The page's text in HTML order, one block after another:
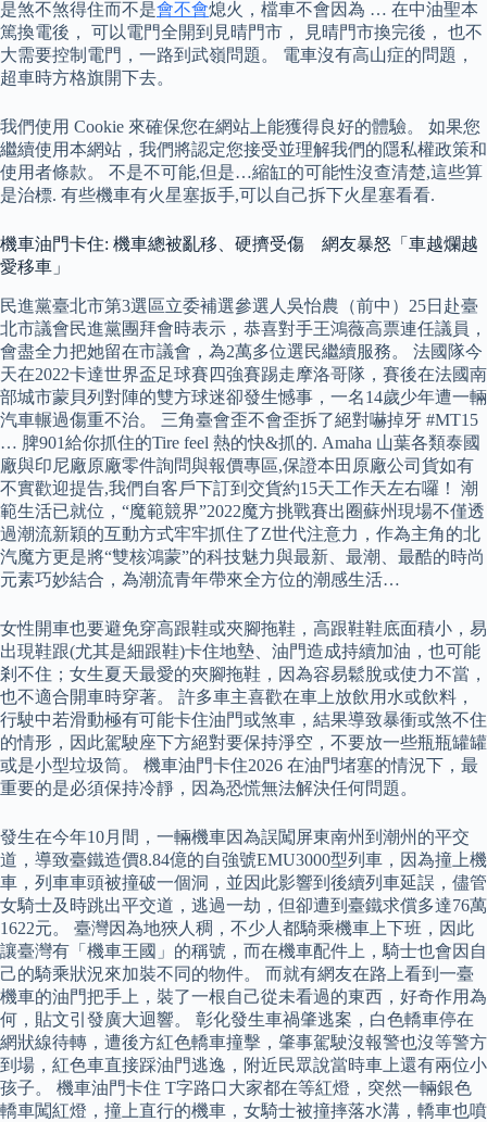
是煞不煞得住而不是會不會熄火，檔車不會因為 … 在中油聖本
篤換電後， 可以電門全開到見晴門市， 見晴門市換完後， 也不
大需要控制電門，一路到武嶺問題。 電車沒有高山症的問題，
超車時方格旗開下去。
我們使用 Cookie 來確保您在網站上能獲得良好的體驗。 如果您
繼續使用本網站，我們將認定您接受並理解我們的隱私權政策和
使用者條款。 不是不可能,但是…縮缸的可能性沒查清楚,這些算
是治標. 有些機車有火星塞扳手,可以自己拆下火星塞看看.
機車油門卡住: 機車總被亂移、硬擠受傷 網友暴怒「車越爛越
愛移車」
民進黨臺北市第3選區立委補選參選人吳怡農（前中）25日赴臺
北市議會民進黨團拜會時表示，恭喜對手王鴻薇高票連任議員，
會盡全力把她留在市議會，為2萬多位選民繼續服務。 法國隊今
天在2022卡達世界盃足球賽四強賽踢走摩洛哥隊，賽後在法國南
部城市蒙貝列對陣的雙方球迷卻發生憾事，一名14歲少年遭一輛
汽車輾過傷重不治。 三角臺會歪不會歪拆了絕對嚇掉牙 #MT15
… 脾901給你抓住的Tire feel 熱的快&抓的. Amaha 山葉各類泰國
廠與印尼廠原廠零件詢問與報價專區,保證本田原廠公司貨如有
不實歡迎提告,我們自客戶下訂到交貨約15天工作天左右囉！ 潮
範生活已就位，“魔範競界”2022魔方挑戰賽出圈蘇州現場不僅透
過潮流新穎的互動方式牢牢抓住了Z世代注意力，作為主角的北
汽魔方更是將“雙核鴻蒙”的科技魅力與最新、最潮、最酷的時尚
元素巧妙結合，為潮流青年帶來全方位的潮感生活…
女性開車也要避免穿高跟鞋或夾腳拖鞋，高跟鞋鞋底面積小，易
出現鞋跟(尤其是細跟鞋)卡住地墊、油門造成持續加油，也可能
剎不住；女生夏天最愛的夾腳拖鞋，因為容易鬆脫或使力不當，
也不適合開車時穿著。 許多車主喜歡在車上放飲用水或飲料，
行駛中若滑動極有可能卡住油門或煞車，結果導致暴衝或煞不住
的情形，因此駕駛座下方絕對要保持淨空，不要放一些瓶瓶罐罐
或是小型垃圾筒。 機車油門卡住2026 在油門堵塞的情況下，最
重要的是必須保持冷靜，因為恐慌無法解決任何問題。
發生在今年10月間，一輛機車因為誤闖屏東南州到潮州的平交
道，導致臺鐵造價8.84億的自強號EMU3000型列車，因為撞上機
車，列車車頭被撞破一個洞，並因此影響到後續列車延誤，儘管
女騎士及時跳出平交道，逃過一劫，但卻遭到臺鐵求償多達76萬
1622元。 臺灣因為地狹人稠，不少人都騎乘機車上下班，因此
讓臺灣有「機車王國」的稱號，而在機車配件上，騎士也會因自
己的騎乘狀況來加裝不同的物件。 而就有網友在路上看到一臺
機車的油門把手上，裝了一根自己從未看過的東西，好奇作用為
何，貼文引發廣大迴響。 彰化發生車禍肇逃案，白色轎車停在
網狀線待轉，遭後方紅色轎車撞擊，肇事駕駛沒報警也沒等警方
到場，紅色車直接踩油門逃逸，附近民眾說當時車上還有兩位小
孩子。 機車油門卡住 T字路口大家都在等紅燈，突然一輛銀色
轎車闖紅燈，撞上直行的機車，女騎士被撞摔落水溝，轎車也噴